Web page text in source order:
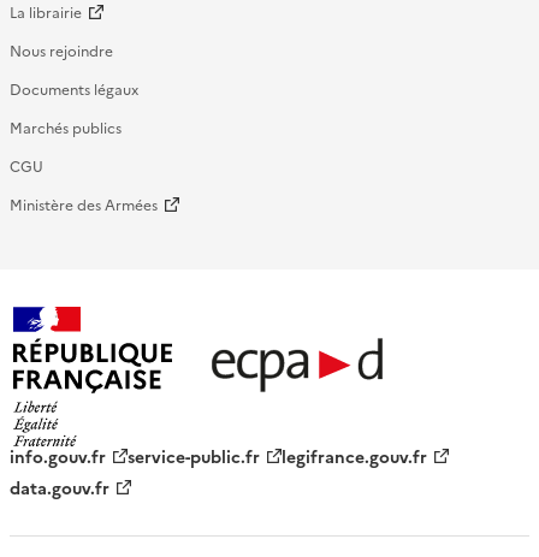
La librairie
Nous rejoindre
Documents légaux
Marchés publics
CGU
Ministère des Armées
française - ECPAD
info.gouv.fr service-public.fr
legifrance.gouv.fr
data.gouv.fr